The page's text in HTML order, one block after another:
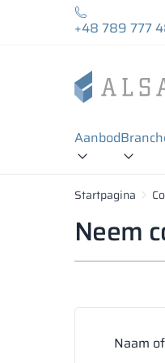
+48 789 777
Aanbod
Startpagina
Neem
Naam